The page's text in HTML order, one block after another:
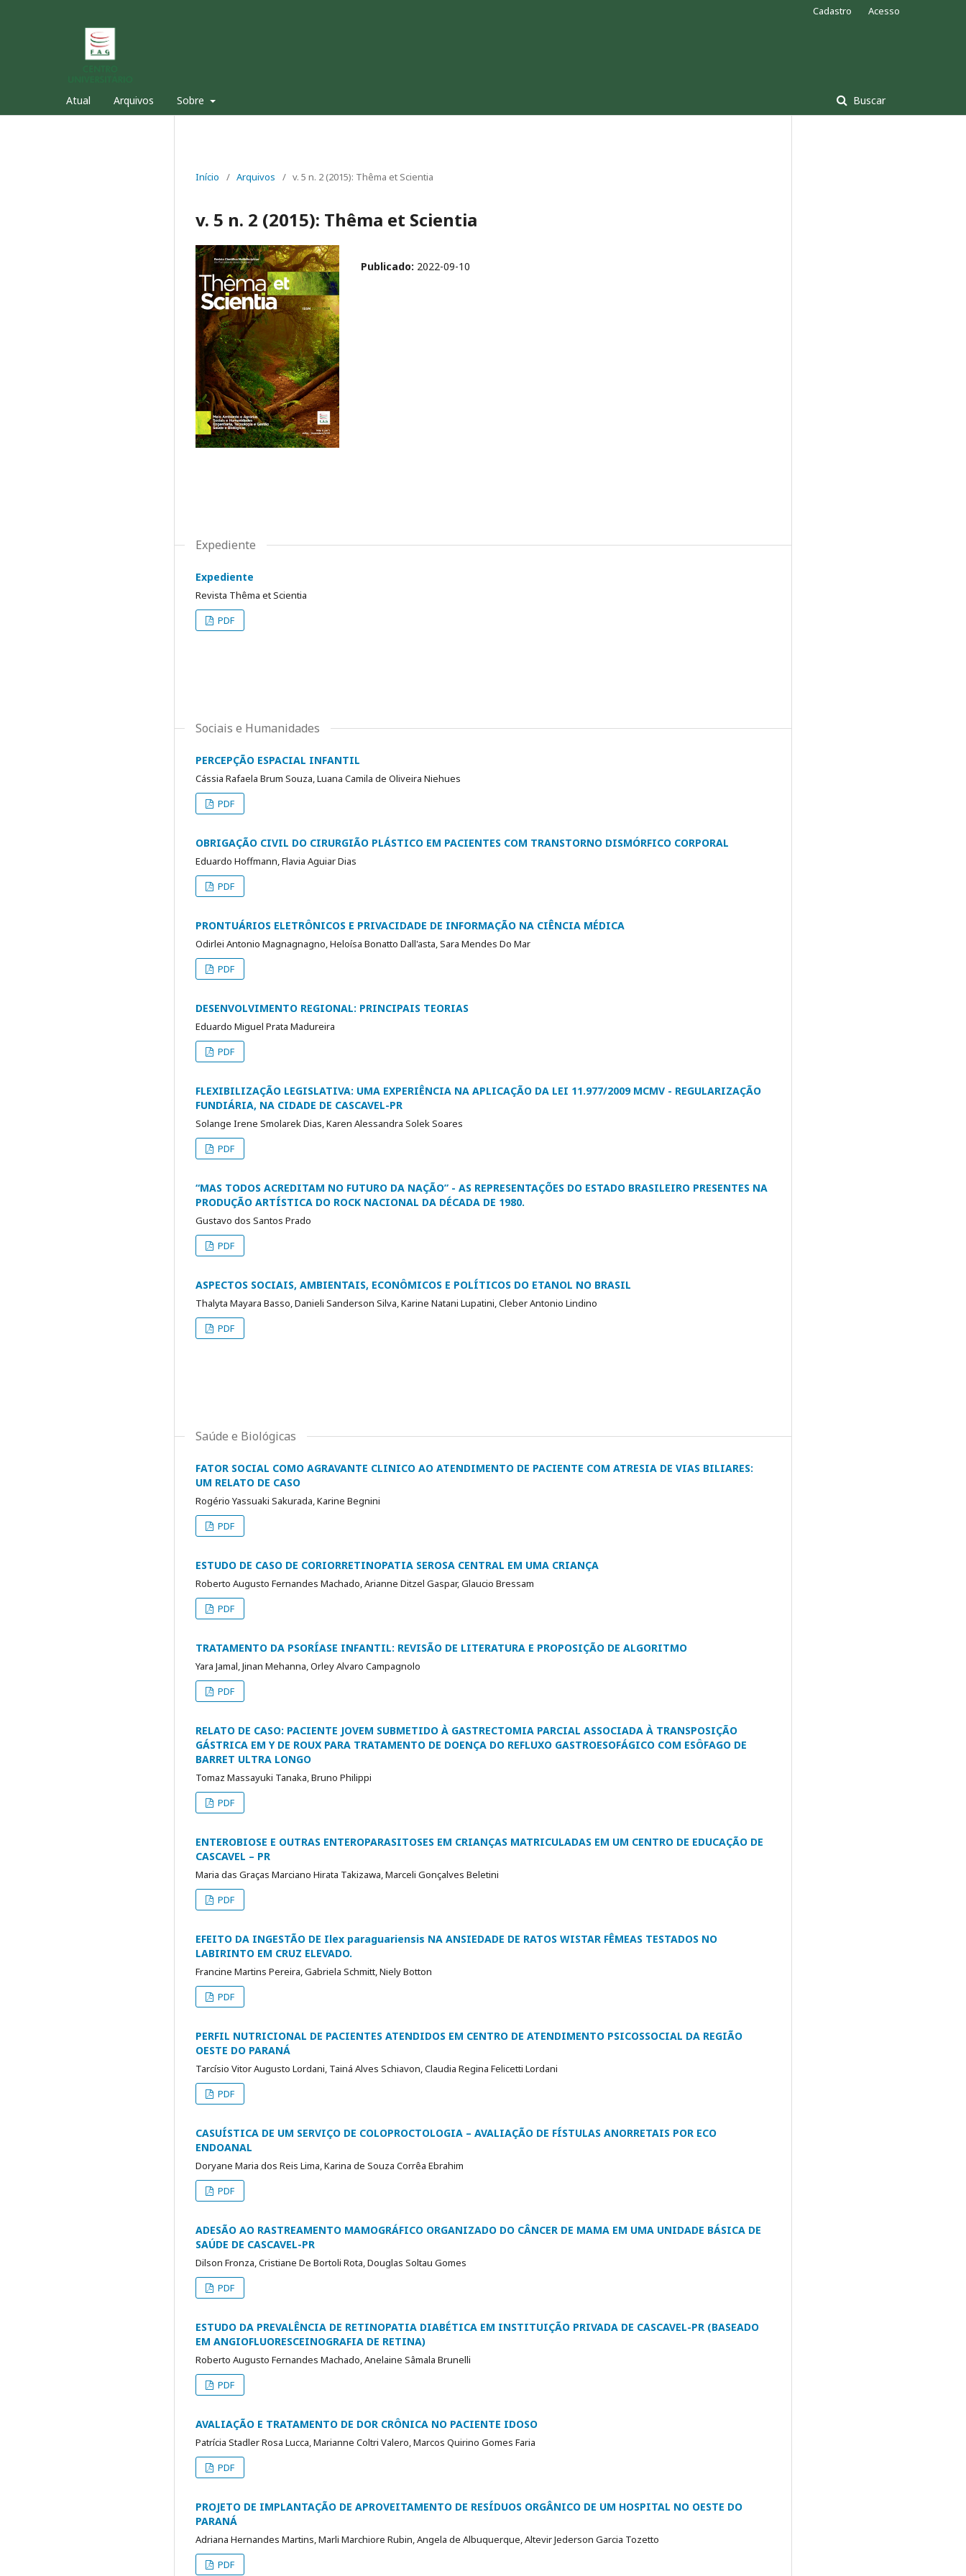
Atual Arquivos Sobre Buscar
Cadastro Acesso
Início / Arquivos / v. 5 n. 2 (2015): Thêma et Scientia
v. 5 n. 2 (2015): Thêma et Scientia
Publicado: 2022-09-10
Expediente
Expediente
Revista Thêma et Scientia
PDF
Sociais e Humanidades
PERCEPÇÃO ESPACIAL INFANTIL
Cássia Rafaela Brum Souza, Luana Camila de Oliveira Niehues
PDF
OBRIGAÇÃO CIVIL DO CIRURGIÃO PLÁSTICO EM PACIENTES COM TRANSTORNO DISMÓRFICO CORPORAL
Eduardo Hoffmann, Flavia Aguiar Dias
PDF
PRONTUÁRIOS ELETRÔNICOS E PRIVACIDADE DE INFORMAÇÃO NA CIÊNCIA MÉDICA
Odirlei Antonio Magnagnagno, Heloísa Bonatto Dall'asta, Sara Mendes Do Mar
PDF
DESENVOLVIMENTO REGIONAL: PRINCIPAIS TEORIAS
Eduardo Miguel Prata Madureira
PDF
FLEXIBILIZAÇÃO LEGISLATIVA: UMA EXPERIÊNCIA NA APLICAÇÃO DA LEI 11.977/2009 MCMV - REGULARIZAÇÃO
FUNDIÁRIA, NA CIDADE DE CASCAVEL-PR
Solange Irene Smolarek Dias, Karen Alessandra Solek Soares
PDF
“MAS TODOS ACREDITAM NO FUTURO DA NAÇÃO” - AS REPRESENTAÇÕES DO ESTADO BRASILEIRO PRESENTES NA
PRODUÇÃO ARTÍSTICA DO ROCK NACIONAL DA DÉCADA DE 1980.
Gustavo dos Santos Prado
PDF
ASPECTOS SOCIAIS, AMBIENTAIS, ECONÔMICOS E POLÍTICOS DO ETANOL NO BRASIL
Thalyta Mayara Basso, Danieli Sanderson Silva, Karine Natani Lupatini, Cleber Antonio Lindino
PDF
Saúde e Biológicas
FATOR SOCIAL COMO AGRAVANTE CLINICO AO ATENDIMENTO DE PACIENTE COM ATRESIA DE VIAS BILIARES:
UM RELATO DE CASO
Rogério Yassuaki Sakurada, Karine Begnini
PDF
ESTUDO DE CASO DE CORIORRETINOPATIA SEROSA CENTRAL EM UMA CRIANÇA
Roberto Augusto Fernandes Machado, Arianne Ditzel Gaspar, Glaucio Bressam
PDF
TRATAMENTO DA PSORÍASE INFANTIL: REVISÃO DE LITERATURA E PROPOSIÇÃO DE ALGORITMO
Yara Jamal, Jinan Mehanna, Orley Alvaro Campagnolo
PDF
RELATO DE CASO: PACIENTE JOVEM SUBMETIDO À GASTRECTOMIA PARCIAL ASSOCIADA À TRANSPOSIÇÃO
GÁSTRICA EM Y DE ROUX PARA TRATAMENTO DE DOENÇA DO REFLUXO GASTROESOFÁGICO COM ESÔFAGO DE
BARRET ULTRA LONGO
Tomaz Massayuki Tanaka, Bruno Philippi
PDF
ENTEROBIOSE E OUTRAS ENTEROPARASITOSES EM CRIANÇAS MATRICULADAS EM UM CENTRO DE EDUCAÇÃO DE
CASCAVEL – PR
Maria das Graças Marciano Hirata Takizawa, Marceli Gonçalves Beletini
PDF
EFEITO DA INGESTÃO DE Ilex paraguariensis NA ANSIEDADE DE RATOS WISTAR FÊMEAS TESTADOS NO
LABIRINTO EM CRUZ ELEVADO.
Francine Martins Pereira, Gabriela Schmitt, Niely Botton
PDF
PERFIL NUTRICIONAL DE PACIENTES ATENDIDOS EM CENTRO DE ATENDIMENTO PSICOSSOCIAL DA REGIÃO
OESTE DO PARANÁ
Tarcísio Vitor Augusto Lordani, Tainá Alves Schiavon, Claudia Regina Felicetti Lordani
PDF
CASUÍSTICA DE UM SERVIÇO DE COLOPROCTOLOGIA – AVALIAÇÃO DE FÍSTULAS ANORRETAIS POR ECO
ENDOANAL
Doryane Maria dos Reis Lima, Karina de Souza Corrêa Ebrahim
PDF
ADESÃO AO RASTREAMENTO MAMOGRÁFICO ORGANIZADO DO CÂNCER DE MAMA EM UMA UNIDADE BÁSICA DE
SAÚDE DE CASCAVEL-PR
Dilson Fronza, Cristiane De Bortoli Rota, Douglas Soltau Gomes
PDF
ESTUDO DA PREVALÊNCIA DE RETINOPATIA DIABÉTICA EM INSTITUIÇÃO PRIVADA DE CASCAVEL-PR (BASEADO
EM ANGIOFLUORESCEINOGRAFIA DE RETINA)
Roberto Augusto Fernandes Machado, Anelaine Sâmala Brunelli
PDF
AVALIAÇÃO E TRATAMENTO DE DOR CRÔNICA NO PACIENTE IDOSO
Patrícia Stadler Rosa Lucca, Marianne Coltri Valero, Marcos Quirino Gomes Faria
PDF
PROJETO DE IMPLANTAÇÃO DE APROVEITAMENTO DE RESÍDUOS ORGÂNICO DE UM HOSPITAL NO OESTE DO
PARANÁ
Adriana Hernandes Martins, Marli Marchiore Rubin, Angela de Albuquerque, Altevir Jederson Garcia Tozetto
PDF